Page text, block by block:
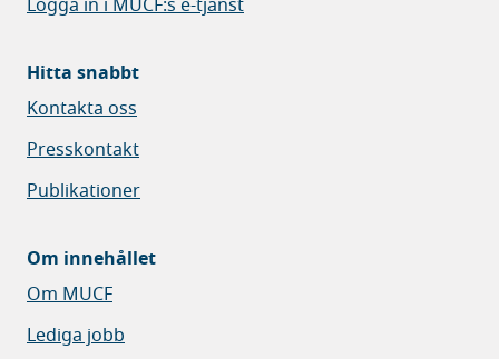
Logga in i MUCF:s e-tjänst
Hitta snabbt
Kontakta oss
Presskontakt
Publikationer
Om innehållet
Om MUCF
Lediga jobb